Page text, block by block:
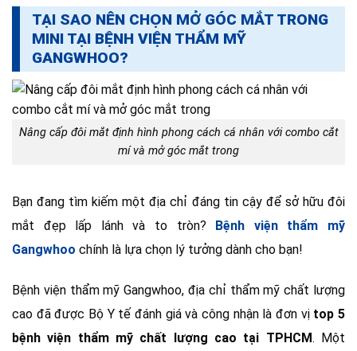
TẠI SAO NÊN CHỌN MỞ GÓC MẮT TRONG
MINI TẠI BỆNH VIỆN THẨM MỸ
GANGWHOO?
Nâng cấp đôi mắt định hình phong cách cá nhân với combo cắt
mí và mở góc mắt trong
Bạn đang tìm kiếm một địa chỉ đáng tin cậy để sở hữu đôi
mắt đẹp lấp lánh và to tròn?
Bệnh viện thẩm mỹ
Gangwhoo chính là lựa chọn lý tưởng dành cho bạn!
Bệnh viện thẩm mỹ Gangwhoo, địa chỉ thẩm mỹ chất lượng
cao đã được Bộ Y tế đánh giá và công nhận là đơn vị top 5
bệnh viện thẩm mỹ chất lượng cao tại TPHCM. Một